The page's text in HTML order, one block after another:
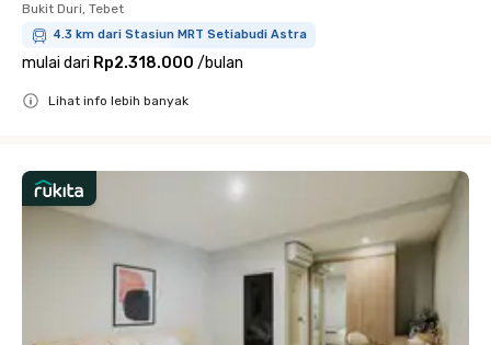
Bukit Duri, Tebet
4.3 km dari Stasiun MRT Setiabudi Astra
mulai dari Rp2.318.000 /bulan
Lihat info lebih banyak